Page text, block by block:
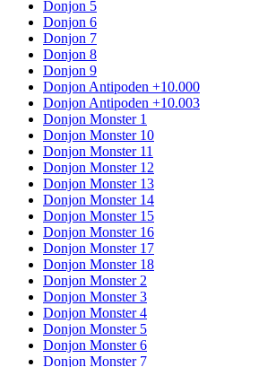
Donjon 5
Donjon 6
Donjon 7
Donjon 8
Donjon 9
Donjon Antipoden +10.000
Donjon Antipoden +10.003
Donjon Monster 1
Donjon Monster 10
Donjon Monster 11
Donjon Monster 12
Donjon Monster 13
Donjon Monster 14
Donjon Monster 15
Donjon Monster 16
Donjon Monster 17
Donjon Monster 18
Donjon Monster 2
Donjon Monster 3
Donjon Monster 4
Donjon Monster 5
Donjon Monster 6
Donjon Monster 7